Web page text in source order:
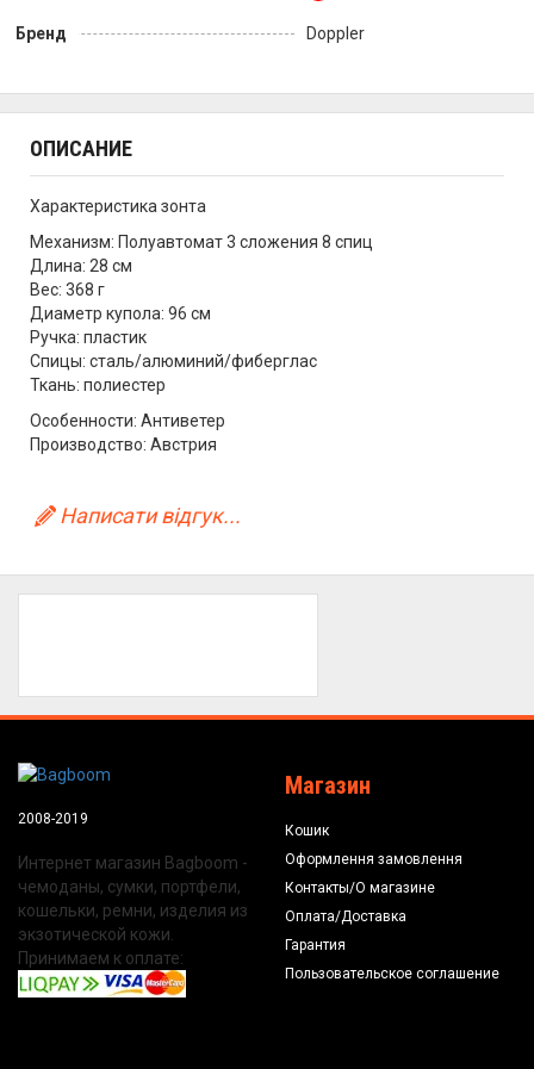
Бренд Doppler
ОПИСАНИЕ
Характеристика зонта
Механизм: Полуавтомат 3 сложения 8 спиц
Длина: 28 см
Вес: 368 г
Диаметр купола: 96 см
Ручка: пластик
Спицы: сталь/алюминий/фиберглас
Ткань: полиестер
Особенности: Антиветер
Производство: Австрия
Написати відгук...
2008-2019
Интернет магазин Bagboom -
чемоданы, сумки, портфели,
кошельки, ремни, изделия из
экзотической кожи.
Принимаем к оплате:
Магазин
Кошик
Оформлення замовлення
Контакты/О магазине
Оплата/Доставка
Гарантия
Пользовательское соглашение